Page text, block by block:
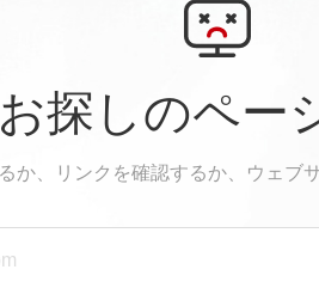
探しのペー
か、リンクを確認するか、ウェブ